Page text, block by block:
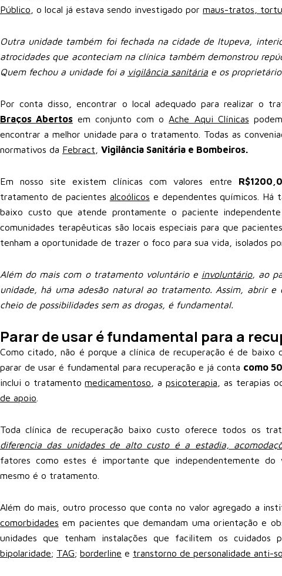
Público , o local já estava sendo investigado por maus-tratos,
Outra unidade também foi fechada na cidade de Itupeva,
atrocidades que aconteciam na clínica também demonstrou
Quem fechou a unidade foi a vigilância sanitária e os
Por conta disso, encontrar o local adequado para realizar o
Braços Abertos em conjunto com o Ache Aqui Clínicas
encontrar a melhor unidade para o tratamento. Todas as
normativos da Febract Vigilância Sanitária e Bombeiros.
Em nosso site existem clínicas com valores entre
tratamento de pacientes alcoólicos e dependentes químicos. Há
baixo custo que atende prontamente o paciente
comunidades terapêuticas são locais especiais para que
tenham a oportunidade de trazer o foco para sua vida, isolados
Além do mais com o tratamento voluntário e involuntário, ao
unidade, há uma adesão natural ao tratamento. Assim, abrir
cheio de possibilidades sem as drogas, é fundamental.
Parar de usar é fundamental para a
Como citado, não é porque a clínica de recuperação é de baixo
parar de usar é fundamental para recuperação e já conta como
inclui o tratamentomedicamentoso , apsicoterapia , as terapias
de apoio
Toda clínica de recuperação baixo custo oferece todos os
diferencia das unidades de alto custo é a estadia,
fatores como estes é importante que independentemente do
mesmo é o tratamento.
Além do mais, outro processo que conta no valor agregado a
comorbidades em pacientes que demandam uma orientação e
unidades que tenham instalações que facilitem os cuidados
bipolaridade; TAG; borderline e transtorno de personalidade anti-